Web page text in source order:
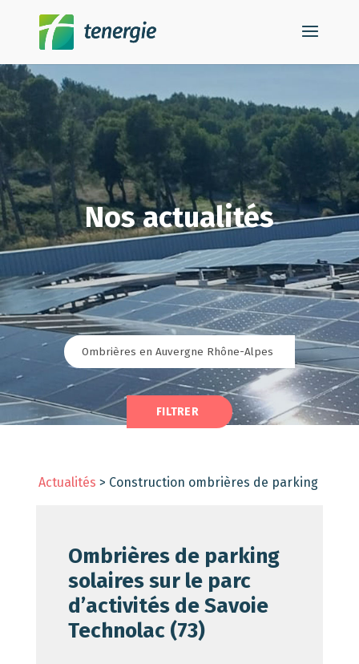
Nos actualités
Actualités > Construction ombrières de parking
Ombrières de parking
solaires sur le parc
d’activités de Savoie
Technolac (73)